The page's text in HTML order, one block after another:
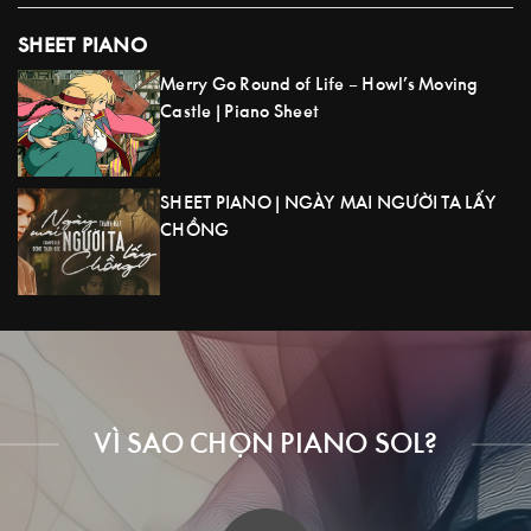
SHEET PIANO
Merry Go Round of Life – Howl’s Moving
Castle | Piano Sheet
SHEET PIANO | NGÀY MAI NGƯỜI TA LẤY
CHỒNG
VÌ SAO CHỌN PIANO SOL?